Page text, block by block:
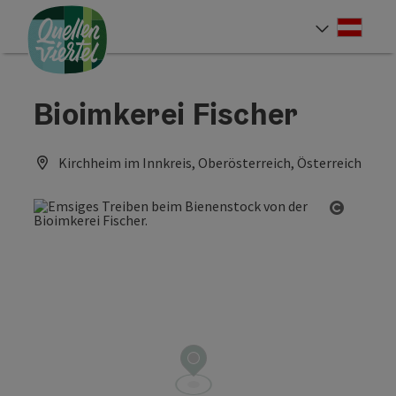
Zum Inhalt
Zur Navigation
Zum Seitenanfang
Bioimkerei Fischer
Kirchheim im Innkreis, Oberösterreich, Österreich